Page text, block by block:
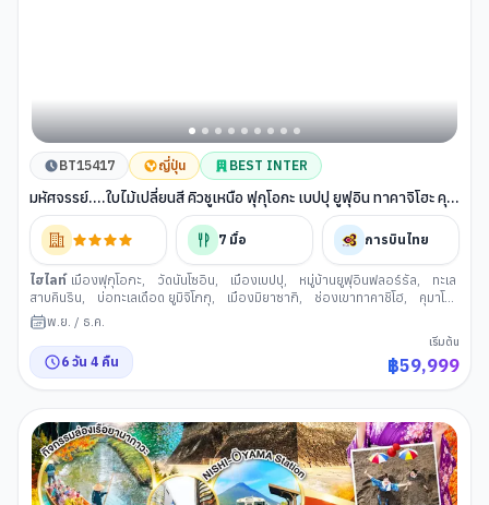
BT15417 ญี่ปุ่น BEST INTER
มหัศจรรย์....ใบไม้เปลี่ยนสี คิวชูเหนือ ฟุกุโอกะ เบปปุ ยูฟุอิน ทาคาจิโฮะ คุ
มาโมโต้
7 มื้อ การบินไทย
ไฮไลท์ เมืองฟุกุโอกะ, วัดนันโซอิน, เมืองเบปปุ, หมู่บ้านยูฟุอินฟลอร์รัล,
ทะเล
สาบคินริน, บ่อทะเลเดือด ยูมิจิโกกุ, เมืองมิยาซากิ, ช่องเขาทาคาชิโฮ,
คุมาโม
โตะ, Kumamon Port Yatsushiro
ว่าการเมืองคุมาโมโต้
ศาลเจ้าคาเม
โดะ, เท็นจิน
พ.ย. / ธ.ค.
6 วัน 4 คืน
เริ่มต้น
฿59,999